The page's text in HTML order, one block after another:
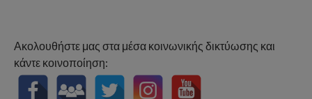
Ακολουθήστε μας στα μέσα κοινωνικής δικτύωσης και
κάντε κοινοποίηση: